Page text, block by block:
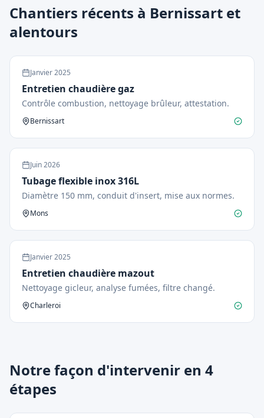
Chantiers récents à Bernissart et
alentours
Janvier2025
Entretien chaudière gaz
Contrôle combustion, nettoyage brûleur, attestation.
Bernissart
Juin2026
Tubage flexible inox 316L
Diamètre 150 mm, conduit d'insert, mise aux normes.
Mons
Janvier2025
Entretien chaudière mazout
Nettoyage gicleur, analyse fumées, filtre changé.
Charleroi
Notre façon d'intervenir en 4
étapes